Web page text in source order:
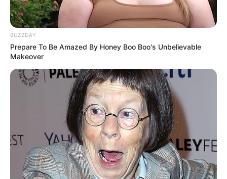
BUZZDAY
Prepare To Be Amazed By Honey Boo Boo's Unbelievable
Makeover